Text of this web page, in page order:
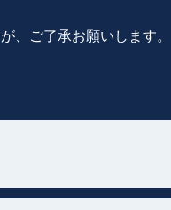
、ご了承お願いします。